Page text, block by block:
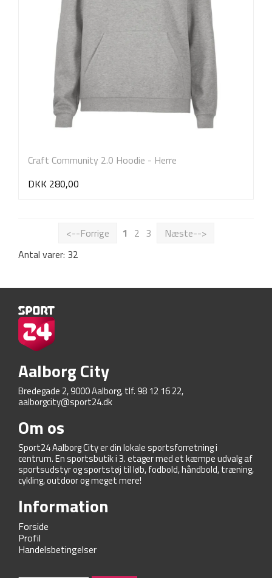
Craft Community 2.0 Hoodie - Herre
DKK 280,00
<--Forrige 1 2 3
Næste-->
Antal varer: 32
Aalborg City
Bredegade 2, 9000 Aalborg, tlf. 98 12 16 22,
aalborgcity@sport24.dk
Om os
Sport24 Aalborg City er din lokale sportsforretning i
centrum. En sportsbutik i 3. etager med et kæmpe udvalg af
sportsudstyr og sportstøj til løb, fodbold, håndbold, træning,
cykling, outdoor og meget mere!
Information
Forside
Profil
Handelsbetingelser